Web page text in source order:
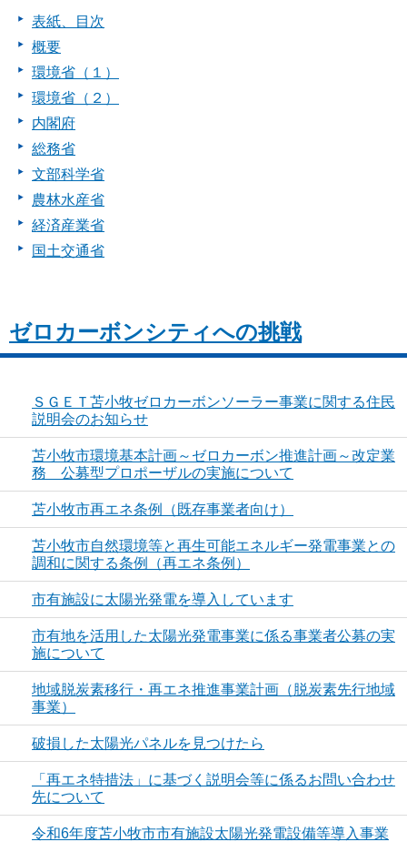
表紙、目次
概要
環境省（１）
環境省（２）
内閣府
総務省
文部科学省
農林水産省
経済産業省
国土交通省
ゼロカーボンシティへの挑戦
ＳＧＥＴ苫小牧ゼロカーボンソーラー事業に関する住民
説明会のお知らせ
苫小牧市環境基本計画～ゼロカーボン推進計画～改定業
務 公募型プロポーザルの実施について
苫小牧市再エネ条例（既存事業者向け）
苫小牧市自然環境等と再生可能エネルギー発電事業との
調和に関する条例（再エネ条例）
市有施設に太陽光発電を導入しています
市有地を活用した太陽光発電事業に係る事業者公募の実
施について
地域脱炭素移行・再エネ推進事業計画（脱炭素先行地域
事業）
破損した太陽光パネルを見つけたら
「再エネ特措法」に基づく説明会等に係るお問い合わせ
先について
令和6年度苫小牧市市有施設太陽光発電設備等導入事業